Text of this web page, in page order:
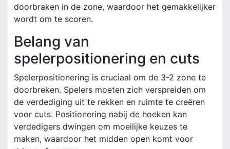
doorbraken in de zone, waardoor het gemakkelijker
wordt om te scoren.
Belang van
spelerpositionering en cuts
Spelerpositionering is cruciaal om de 3-2 zone te
doorbreken. Spelers moeten zich verspreiden om
de verdediging uit te rekken en ruimte te creëren
voor cuts. Positionering nabij de hoeken kan
verdedigers dwingen om moeilijke keuzes te
maken, waardoor het midden open komt voor